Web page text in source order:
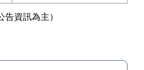
資訊為主）